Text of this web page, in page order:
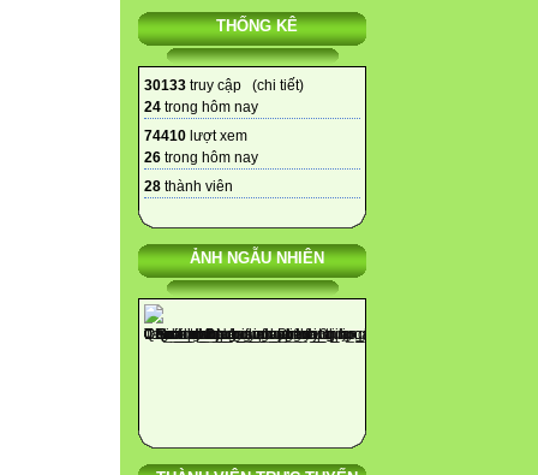
THỐNG KÊ
30133 truy cập (chi tiết)
24 trong hôm nay
74410 lượt xem
26 trong hôm nay
28 thành viên
ẢNH NGẪU NHIÊN